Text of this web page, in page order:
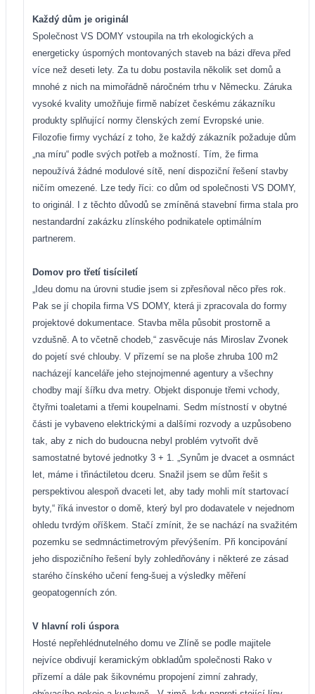
Každý dům je originál
Společnost VS DOMY vstoupila na trh ekologických a
energeticky úsporných montovaných staveb na bázi dřeva před
více než deseti lety. Za tu dobu postavila několik set domů a
mnohé z nich na mimořádně náročném trhu v Německu. Záruka
vysoké kvality umožňuje firmě nabízet českému zákazníku
produkty splňující normy členských zemí Evropské unie.
Filozofie firmy vychází z toho, že každý zákazník požaduje dům
„na míru“ podle svých potřeb a možností. Tím, že firma
nepoužívá žádné modulové sítě, není dispoziční řešení stavby
ničím omezené. Lze tedy říci: co dům od společnosti VS DOMY,
to originál. I z těchto důvodů se zmíněná stavební firma stala pro
nestandardní zakázku zlínského podnikatele optimálním
partnerem.
Domov pro třetí tisíciletí
„Ideu domu na úrovni studie jsem si zpřesňoval něco přes rok.
Pak se jí chopila firma VS DOMY, která ji zpracovala do formy
projektové dokumentace. Stavba měla působit prostorně a
vzdušně. A to včetně chodeb,“ zasvěcuje nás Miroslav Zvonek
do pojetí své chlouby. V přízemí se na ploše zhruba 100 m2
nacházejí kanceláře jeho stejnojmenné agentury a všechny
chodby mají šířku dva metry. Objekt disponuje třemi vchody,
čtyřmi toaletami a třemi koupelnami. Sedm místností v obytné
části je vybaveno elektrickými a dalšími rozvody a uzpůsobeno
tak, aby z nich do budoucna nebyl problém vytvořit dvě
samostatné bytové jednotky 3 + 1. „Synům je dvacet a osmnáct
let, máme i třináctiletou dceru. Snažil jsem se dům řešit s
perspektivou alespoň dvaceti let, aby tady mohli mít startovací
byty,“ říká investor o domě, který byl pro dodavatele v nejednom
ohledu tvrdým oříškem. Stačí zmínit, že se nachází na svažitém
pozemku se sedmnáctimetrovým převýšením. Při koncipování
jeho dispozičního řešení byly zohledňovány i některé ze zásad
starého čínského učení feng-šuej a výsledky měření
geopatogenních zón.
V hlavní roli úspora
Hosté nepřehlédnutelného domu ve Zlíně se podle majitele
nejvíce obdivují keramickým obkladům společnosti Rako v
přízemí a dále pak šikovnému propojení zimní zahrady,